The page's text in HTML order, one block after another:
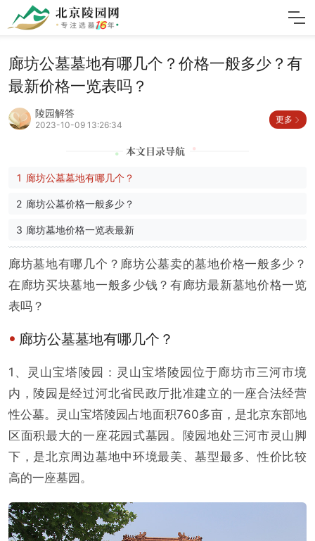
廊坊公墓墓地有哪几个？价格一般多少？有
最新价格一览表吗？
陵园解答
2023-10-09 13:26:34
更多
廊坊公墓墓地有哪几个？
廊坊公墓价格一般多少？
廊坊墓地价格一览表最新
廊坊墓地有哪几个？廊坊公墓卖的墓地价格一般多少？
在廊坊买块墓地一般多少钱？有廊坊最新墓地价格一览
表吗？
廊坊公墓墓地有哪几个？
1、灵山宝塔陵园：灵山宝塔陵园位于廊坊市三河市境
内，陵园是经过河北省民政厅批准建立的一座合法经营
性公墓。灵山宝塔陵园占地面积760多亩，是北京东部地
区面积最大的一座花园式墓园。陵园地处三河市灵山脚
下，是北京周边墓地中环境最美、墓型最多、性价比较
高的一座墓园。